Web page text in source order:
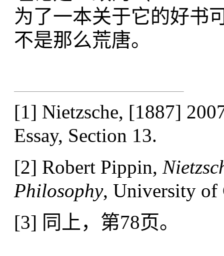
为了一本关于它的好书
不是那么荒唐。
[1] Nietzsche, [1887]
Essay, Section 13.
[2] Robert Pippin,
Philosophy, University of
[3] 同上，第78页。